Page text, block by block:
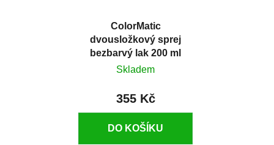
ColorMatic
dvousložkový sprej
bezbarvý lak 200 ml
Skladem
355 Kč
DO KOŠÍKU